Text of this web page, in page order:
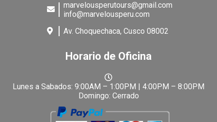
marvelousperutours@gmail.com
info@marvelousperu.com
Av. Choquechaca, Cusco 08002
Horario de Oficina
Lunes a Sabados: 9:00AM – 1:00PM | 4:00PM – 8:00PM
Domingo: Cerrado